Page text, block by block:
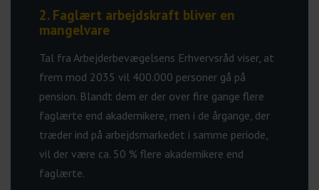
2. Faglært arbejdskraft bliver en
mangelvare
Tal fra Arbejderbevægelsens Erhvervsråd viser, at
frem mod 2035 vil 400.000 personer gå på
pension. Blandt dem er der over fire gange flere
faglærte end akademikere, men i de årgange, der
træder ind på arbejdsmarkedet i samme periode,
vil der være ca. 50 % flere akademikere end
faglærte.